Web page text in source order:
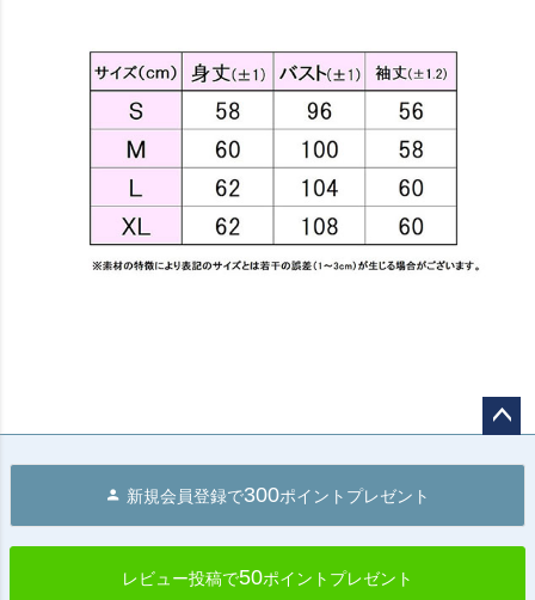
へ
新規会員登録で300ポイントプレゼント
レビュー投稿で50ポイントプレゼント